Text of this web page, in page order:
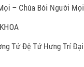
– Chúa Bói Người
Tử Đệ Tứ Hưng Trí